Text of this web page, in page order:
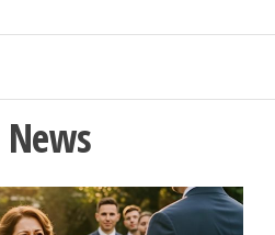
News